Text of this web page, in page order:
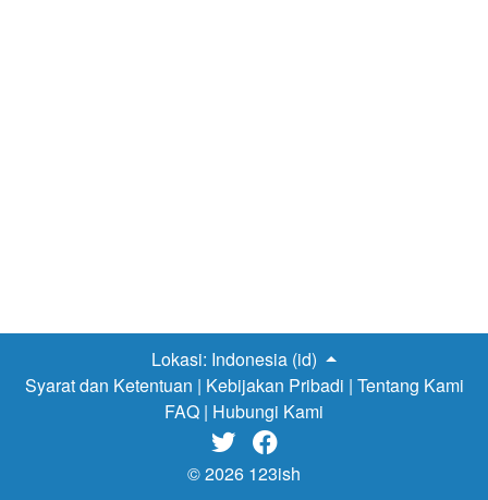
Lokasi: Indonesia (id)
Syarat dan Ketentuan | Kebijakan Pribadi | Tentang Kami
FAQ | Hubungi Kami
 
© 2026 123ish